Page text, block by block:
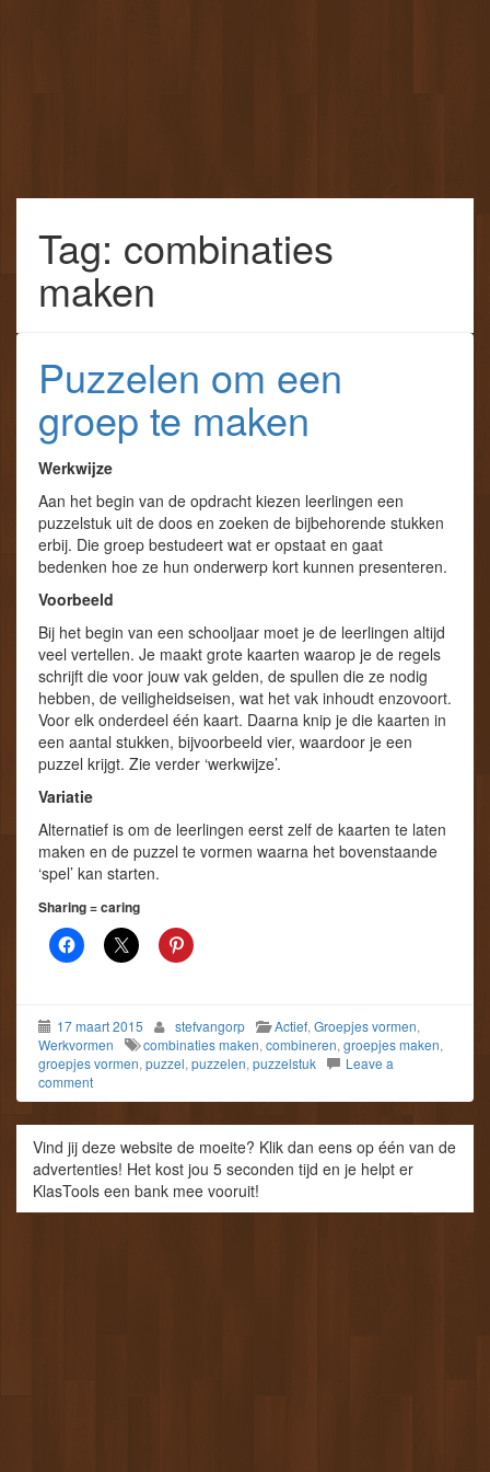
Tag: combinaties
maken
Puzzelen om een
groep te maken
Werkwijze
Aan het begin van de opdracht kiezen leerlingen een
puzzelstuk uit de doos en zoeken de bijbehorende stukken
erbij. Die groep bestudeert wat er opstaat en gaat
bedenken hoe ze hun onderwerp kort kunnen presenteren.
Voorbeeld
Bij het begin van een schooljaar moet je de leerlingen altijd
veel vertellen. Je maakt grote kaarten waarop je de regels
schrijft die voor jouw vak gelden, de spullen die ze nodig
hebben, de veiligheidseisen, wat het vak inhoudt enzovoort.
Voor elk onderdeel één kaart. Daarna knip je die kaarten in
een aantal stukken, bijvoorbeeld vier, waardoor je een
puzzel krijgt. Zie verder ‘werkwijze’.
Variatie
Alternatief is om de leerlingen eerst zelf de kaarten te laten
maken en de puzzel te vormen waarna het bovenstaande
‘spel’ kan starten.
Sharing = caring
17 maart 2015 stefvangorp Actief, Groepjes vormen,
Werkvormen
combinaties maken, combineren, groepjes maken,
groepjes vormen, puzzel, puzzelen, puzzelstuk
Leave a
comment
Vind jij deze website de moeite? Klik dan eens op één van de
advertenties! Het kost jou 5 seconden tijd en je helpt er
KlasTools een bank mee vooruit!